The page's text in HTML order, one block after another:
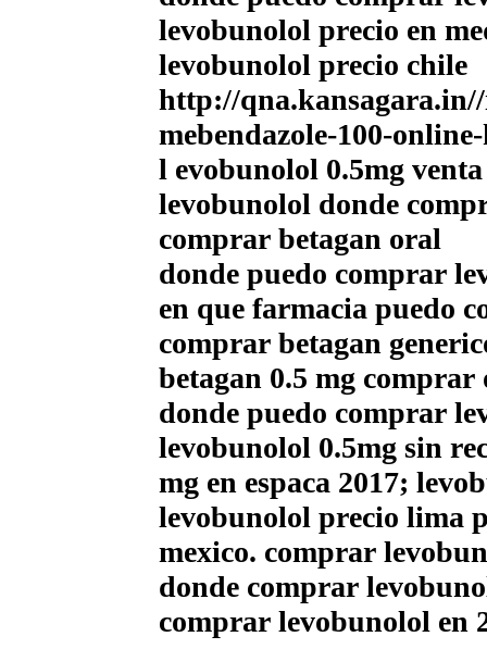
levobunolol precio en
levobunolol precio chile
http://
mebendazole-100-
l evobunolol 0.5mg
levobunolol donde
comprar betagan oral
donde puedo comprar
en que farmacia puedo
comprar betagan
betagan 0.5 mg comprar
donde puedo comprar
levobunolol 0.5mg sin
mg en espaсa 2017;
levobunolol precio lima
mexico. comprar
donde comprar
comprar levobunolol en